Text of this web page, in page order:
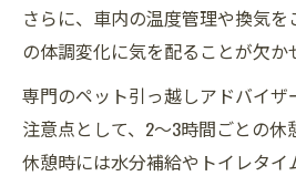
さらに、車内の温度管理や換気
の体調変化に気を配ることが欠か
専門のペット引っ越しアドバイ
注意点として、2〜3時間ごとの休
休憩時には水分補給やトイレタ